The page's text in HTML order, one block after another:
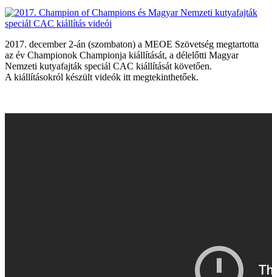
2017. december 2-án (szombaton) a MEOE Szövetség megtartotta
az év Championok Championja kiállítását, a délelőtti Magyar
Nemzeti kutyafajták speciál CAC kiállítását követően.
A kiállításokról készült videók itt megtekinthetőek.